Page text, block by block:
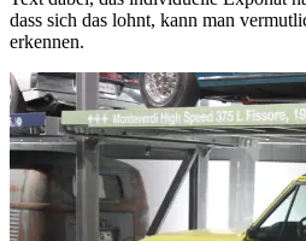
dass sich das lohnt, kann man
erkennen.